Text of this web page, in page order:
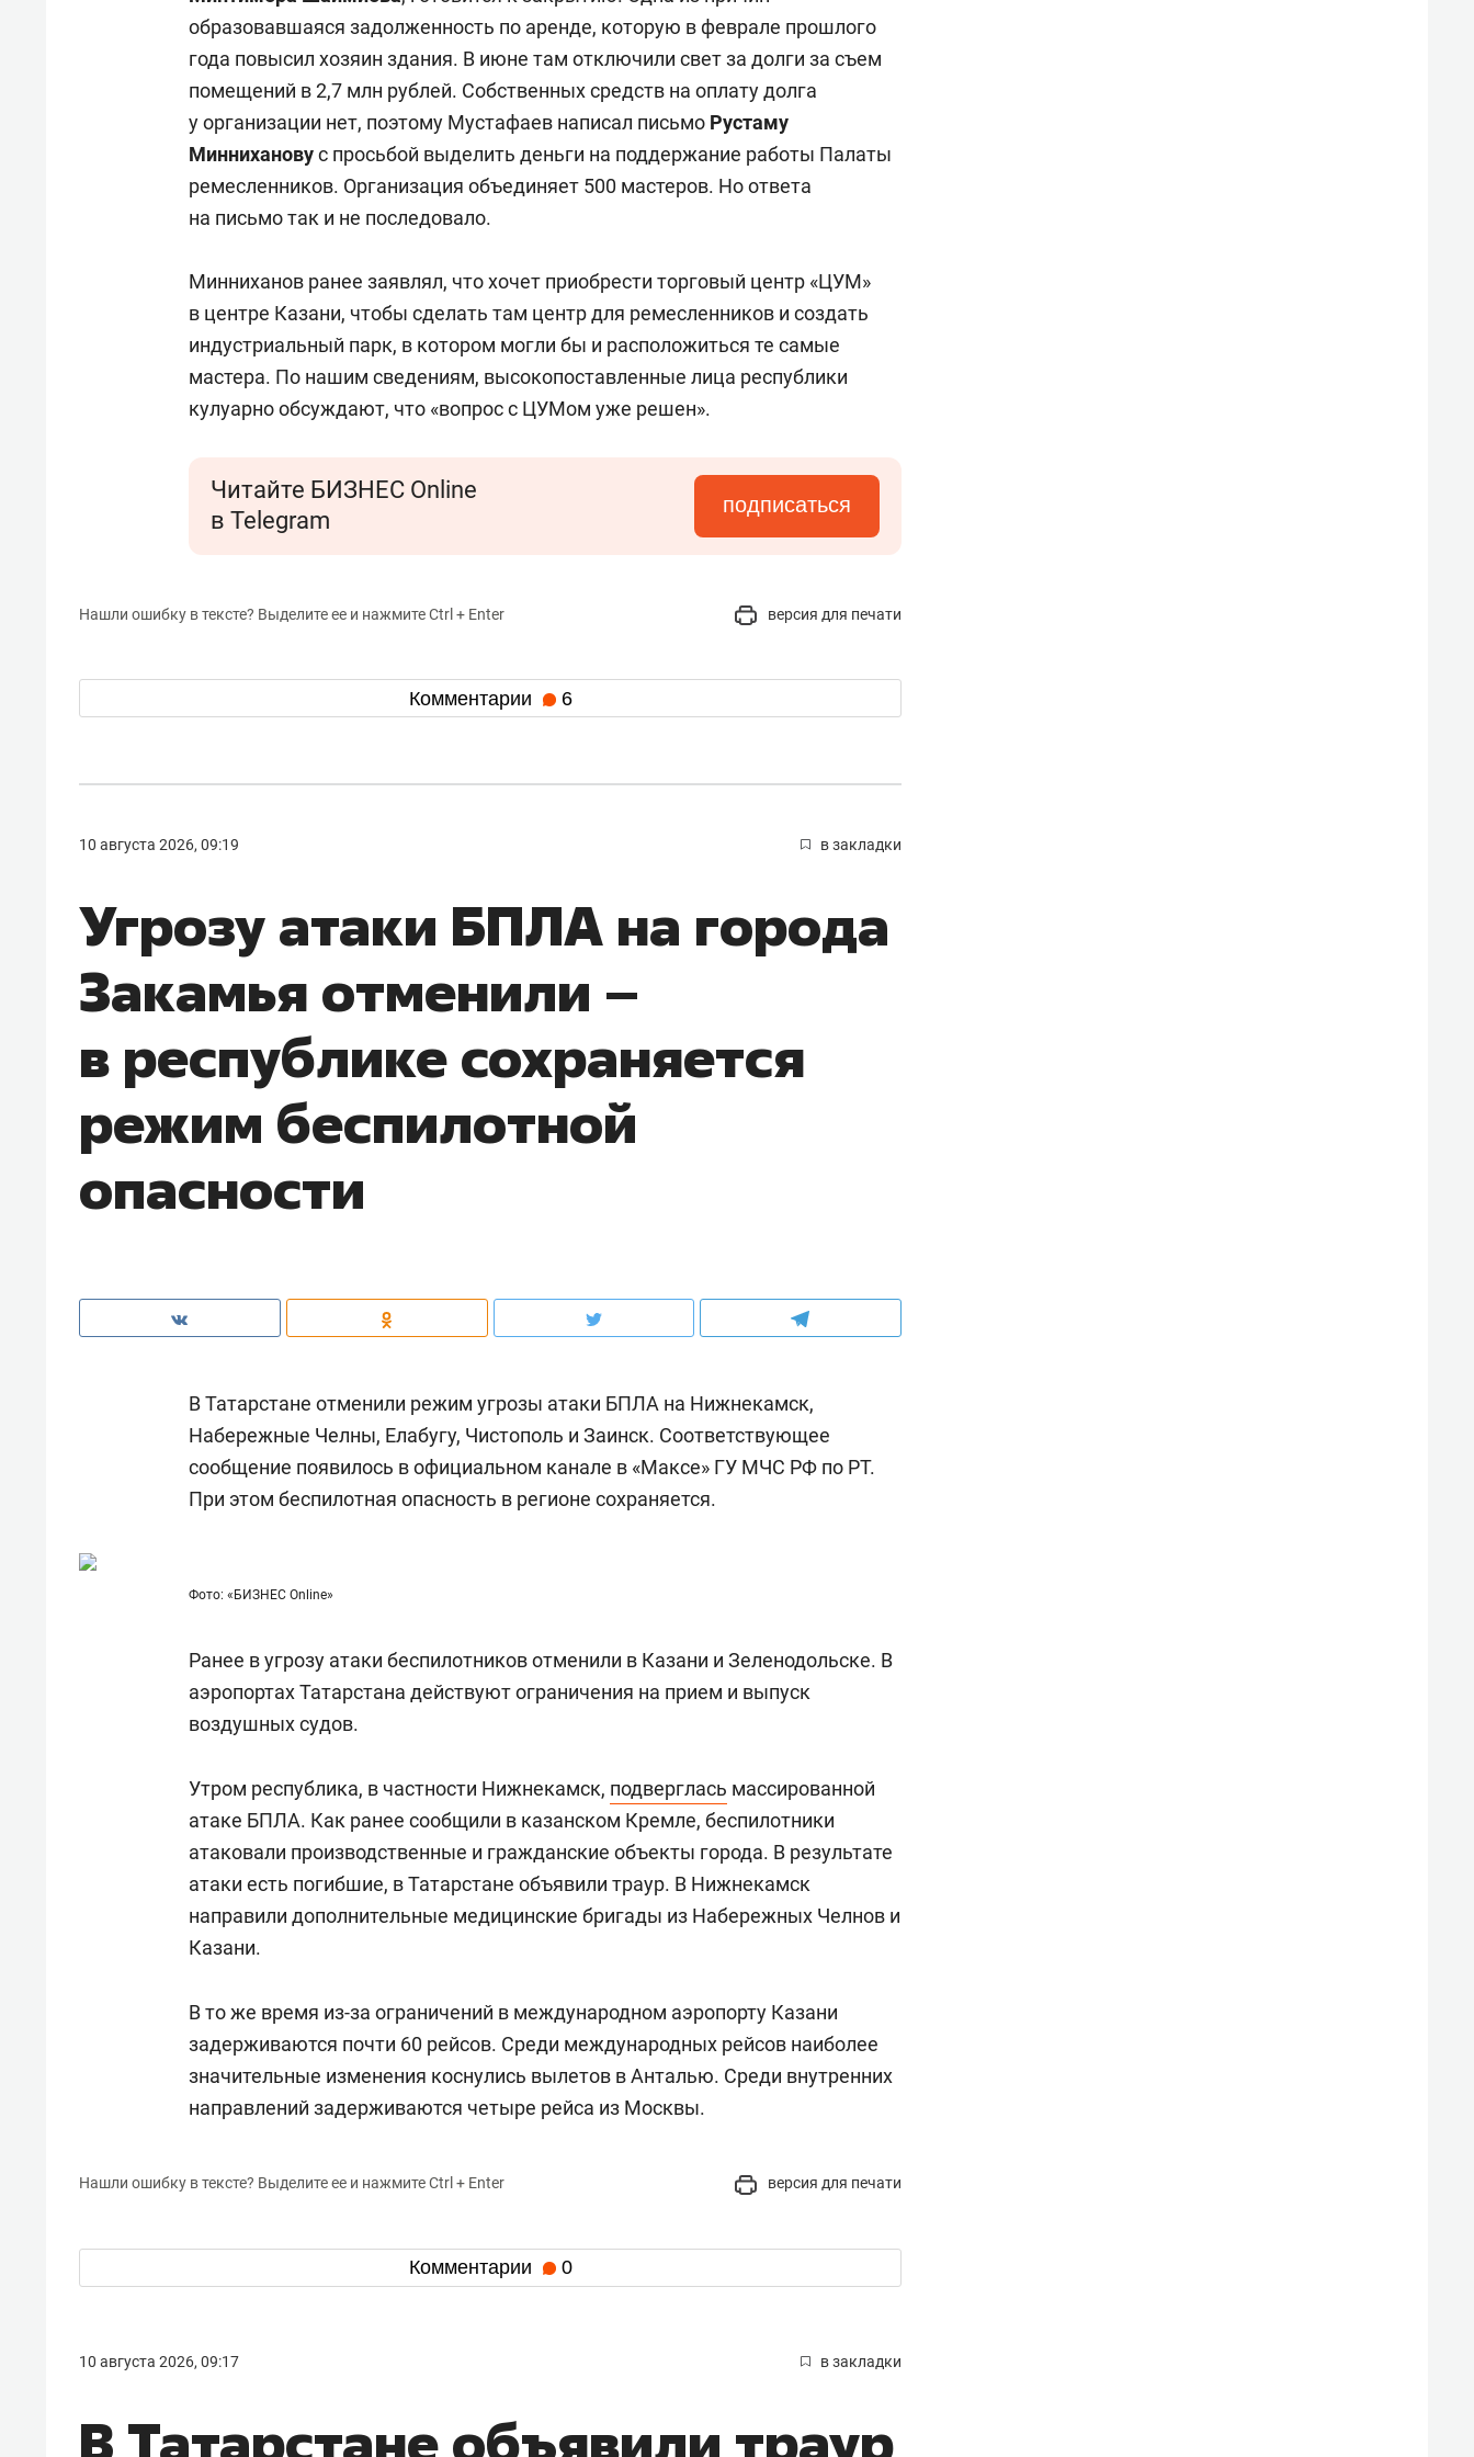
образовавшаяся задолженность по аренде, которую в феврале прошлого
года повысил хозяин здания. В июне там отключили свет за долги за съем
помещений в 2,7 млн рублей. Собственных средств на оплату долга
у организации нет, поэтому Мустафаев написал письмо Рустаму
Миннихановус просьбой выделить деньги на поддержание работы Палаты
ремесленников. Организация объединяет 500 мастеров. Но ответа
на письмо так и не последовало.
Минниханов ранее заявлял, что хочет приобрести торговый центр «ЦУМ»
в центре Казани, чтобы сделать там центр для ремесленников и создать
индустриальный парк, в котором могли бы и расположиться те самые
мастера. По нашим сведениям, высокопоставленные лица республики
кулуарно обсуждают, что «вопрос с ЦУМом уже решен».
Читайте БИЗНЕС Online
в Telegram
подписаться
Нашли ошибку в тексте? Выделите ее и нажмите Ctrl + Enter версия для печати
Комментарии 6
10 августа 2026, 09:19 в закладки
Угрозу атаки БПЛА на города
Закамья отменили –
в республике сохраняется
режим беспилотной
опасности
В Татарстане отменили режим угрозы атаки БПЛА на Нижнекамск,
Набережные Челны, Елабугу, Чистополь и Заинск. Соответствующее
сообщение появилось в официальном канале в «Максе» ГУ МЧС РФ по РТ.
При этом беспилотная опасность в регионе сохраняется.
Фото: «БИЗНЕС Online»
Ранее в угрозу атаки беспилотников отменили в Казани и Зеленодольске. В
аэропортах Татарстана действуют ограничения на прием и выпуск
воздушных судов.
Утром республика, в частности Нижнекамск, подверглась массированной
атаке БПЛА. Как ранее сообщили в казанском Кремле, беспилотники
атаковали производственные и гражданские объекты города. В результате
атаки есть погибшие, в Татарстане объявили траур. В Нижнекамск
направили дополнительные медицинские бригады из Набережных Челнов и
Казани.
В то же время из-за ограничений в международном аэропорту Казани
задерживаются почти 60 рейсов. Среди международных рейсов наиболее
значительные изменения коснулись вылетов в Анталью. Среди внутренних
направлений задерживаются четыре рейса из Москвы.
Нашли ошибку в тексте? Выделите ее и нажмите Ctrl + Enter версия для печати
Комментарии 0
10 августа 2026, 09:17 в закладки
В Татарстане объявили траур